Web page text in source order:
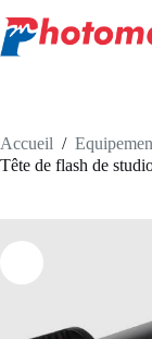
au
contenu
Accueil /
Tête de flash de